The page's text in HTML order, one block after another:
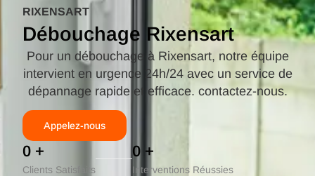
RIXENSART
Débouchage Rixensart
Pour un débouchage à Rixensart, notre équipe
intervient en urgence 24h/24 avec un service de
dépannage rapide et efficace. contactez-nous.
Appelez-nous
0 +
Clients Satisfaits
0 +
Interventions Réussies